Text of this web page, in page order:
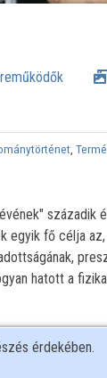
,
századik
egyik fő célja
hatott a
érdekében.